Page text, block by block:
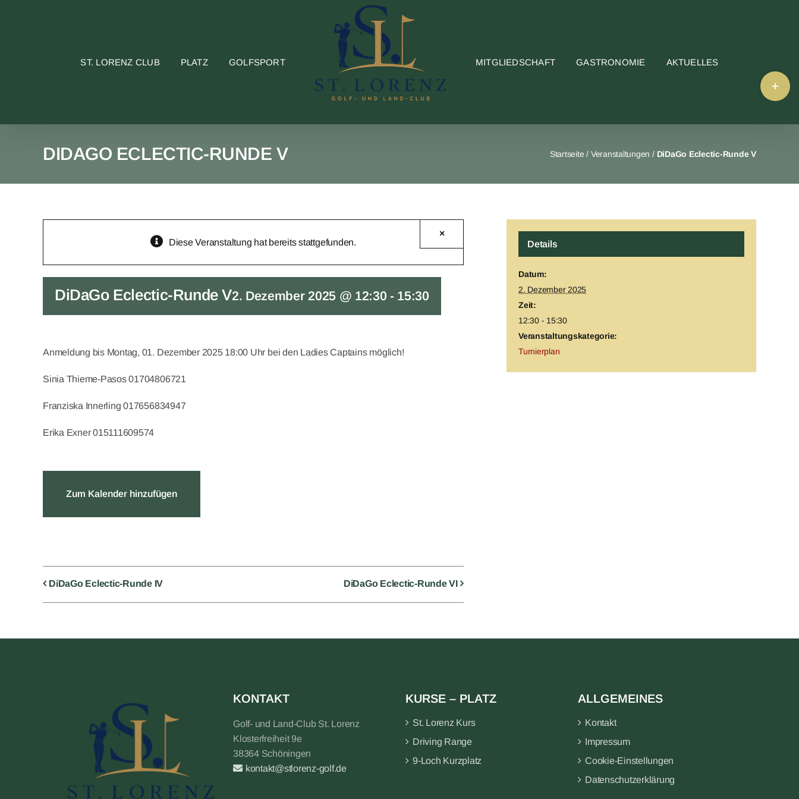
ST. LORENZ CLUB PLATZ GOLFSPORT MITGLIEDSCHAFT GASTRONOMIE AKTUELLES
DIDAGO ECLECTIC-RUNDE V Startseite / Veranstaltungen / DiDaGo Eclectic-Runde V
Diese Veranstaltung hat bereits stattgefunden.
×
DiDaGo Eclectic-Runde V2. Dezember 2025 @ 12:30 - 15:30
Anmeldung bis Montag, 01. Dezember 2025 18:00 Uhr bei den Ladies Captains möglich!
Sinia Thieme-Pasos 01704806721
Franziska Innerling 017656834947
Erika Exner 015111609574
Zum Kalender hinzufügen
DiDaGo Eclectic-Runde IV DiDaGo Eclectic-Runde VI
Details
Datum:
2. Dezember 2025
Zeit:
12:30 - 15:30
Veranstaltungskategorie:
Turnierplan
KONTAKT
Golf- und Land-Club St. Lorenz
Klosterfreiheit 9e
38364 Schöningen
kontakt@stlorenz-golf.de
KURSE – PLATZ
St. Lorenz Kurs
Driving Range
9-Loch Kurzplatz
ALLGEMEINES
Kontakt
Impressum
Cookie-Einstellungen
Datenschutzerklärung
Toggle
Sliding
Area